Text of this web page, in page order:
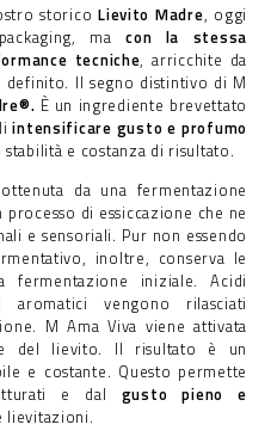
storicoLievito Madre, oggi
macon la stessa
tecniche, arricchite da
Il segno distintivo di M
È un ingrediente brevettato
intensificare gusto e profumo
e costanza di risultato.
da una fermentazione
di essiccazione che ne
e sensoriali. Pur non essendo
inoltre, conserva le
fermentazione iniziale. Acidi
vengono rilasciati
M Ama Viva viene attivata
del lievito. Il risultato è un
e costante. Questo permette
e dal gusto pieno e
lievitazioni.